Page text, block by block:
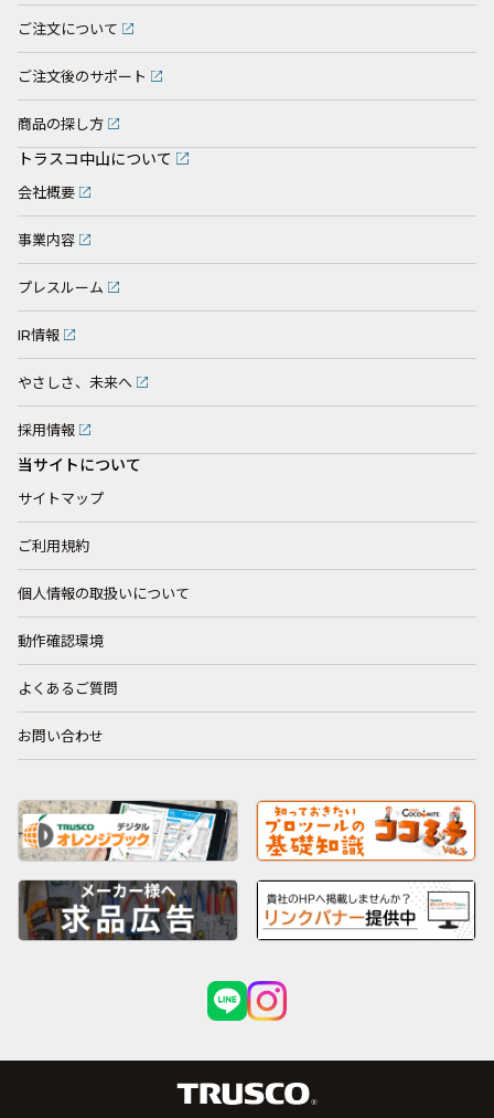
ご注文について
ご注文後のサポート
商品の探し方
トラスコ中山について
会社概要
事業内容
プレスルーム
IR情報
やさしさ、未来へ
採用情報
当サイトについて
サイトマップ
ご利用規約
個人情報の取扱いについて
動作確認環境
よくあるご質問
お問い合わせ